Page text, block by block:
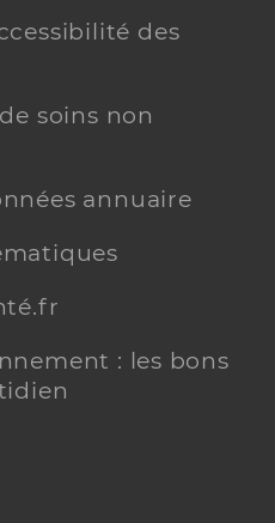
des
soins non
annuaire
: les bons